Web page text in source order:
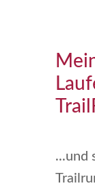
...und